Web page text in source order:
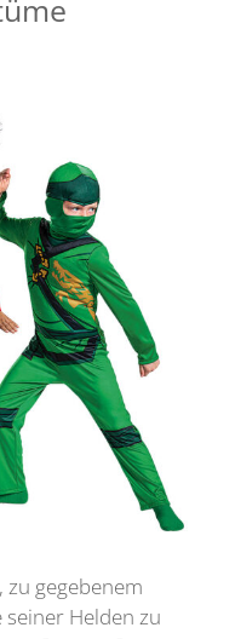
gegebenem
seiner Helden zu